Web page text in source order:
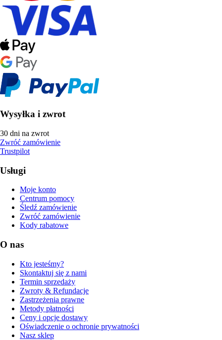
Wysyłka i zwrot
30 dni na zwrot
Zwróć zamówienie
Trustpilot
Usługi
Moje konto
Centrum pomocy
Śledź zamówienie
Zwróć zamówienie
Kody rabatowe
O nas
Kto jesteśmy?
Skontaktuj się z nami
Termin sprzedaży
Zwroty & Refundacje
Zastrzeżenia prawne
Metody płatności
Ceny i opcje dostawy
Oświadczenie o ochronie prywatności
Nasz sklep